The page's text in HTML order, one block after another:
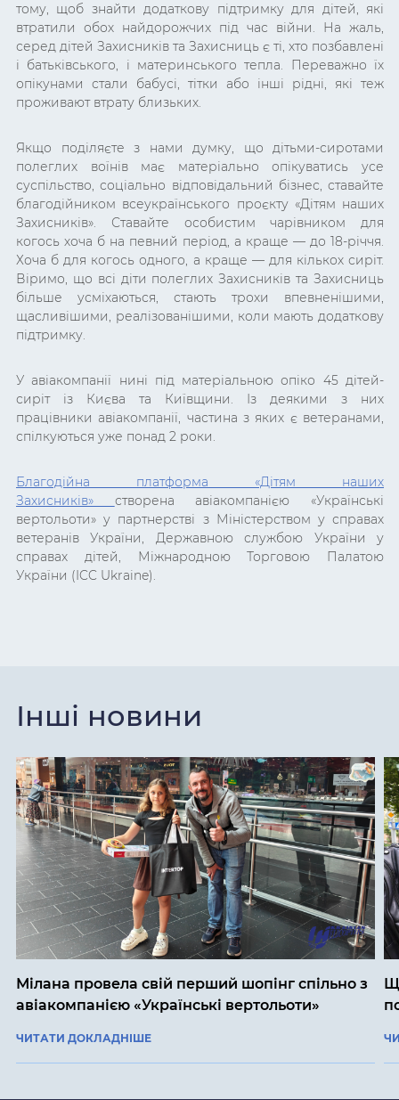
тому, щоб знайти додаткову підтримку для дітей, які
втратили обох найдорожчих під час війни. На жаль,
серед дітей Захисників та Захисниць є ті, хто позбавлені
і батьківського, і материнського тепла. Переважно їх
опікунами стали бабусі, тітки або інші рідні, які теж
проживают втрату близьких.
Якщо поділяєте з нами думку, що дітьми-сиротами
полеглих воїнів має матеріально опікуватись усе
суспільство, соціально відповідальний бізнес, ставайте
благодійником всеукраїнського проєкту «Дітям наших
Захисників». Ставайте особистим чарівником для
когось хоча б на певний період, а краще — до 18-річчя.
Хоча б для когось одного, а краще — для кількох сиріт.
Віримо, що всі діти полеглих Захисників та Захисниць
більше усміхаються, стають трохи впевненішими,
щасливішими, реалізованішими, коли мають додаткову
підтримку.
У авіакомпанії нині під матеріальною опіко 45 дітей-
сиріт із Києва та Київщини. Із деякими з них
працівники авіакомпанії, частина з яких є ветеранами,
спілкуються уже понад 2 роки.
Благодійна платформа «Дітям наших
Захисників» створена авіакомпанією «Українські
вертольоти» у партнерстві з Міністерством у справах
ветеранів України, Державною службою України у
справах дітей, Міжнародною Торговою Палатою
України (ICC Ukraine).
Інші новини
Мілана провела свій перший шопінг спільно з
авіакомпанією «Українські вертольоти»
ЧИТАТИ ДОКЛАДНІШЕ